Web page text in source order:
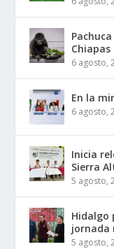
Chiapas
6 agosto,
En la
6 agosto,
Inicia
Sierra
5 agosto,
Hidalgo
jornada
5 agosto,